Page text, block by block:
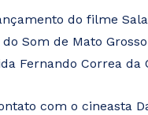
do filme
Som de Mato
Fernando Correa da
com o cineasta